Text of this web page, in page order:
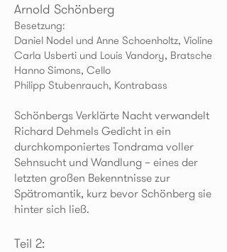
Arnold Schönberg
Besetzung:
Daniel Nodel und Anne Schoenholtz, Violine
Carla Usberti und Louis Vandory, Bratsche
Hanno Simons, Cello
Philipp Stubenrauch, Kontrabass
Schönbergs Verklärte Nacht verwandelt
Richard Dehmels Gedicht in ein
durchkomponiertes Tondrama voller
Sehnsucht und Wandlung – eines der
letzten großen Bekenntnisse zur
Spätromantik, kurz bevor Schönberg sie
hinter sich ließ.
Teil 2: